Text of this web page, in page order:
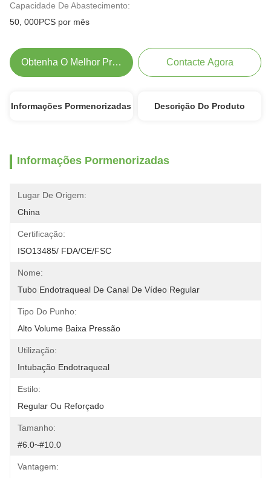
Capacidade De Abastecimento:
50, 000PCS por mês
Obtenha O Melhor Preço Contacte Agora
Informações Pormenorizadas Descrição Do Produto
Informações Pormenorizadas
Lugar De Origem:
China
Certificação:
ISO13485/ FDA/CE/FSC
Nome:
Tubo Endotraqueal De Canal De Vídeo Regular
Tipo Do Punho:
Alto Volume Baixa Pressão
Utilização:
Intubação Endotraqueal
Estilo:
Regular Ou Reforçado
Tamanho:
#6.0~#10.0
Vantagem: